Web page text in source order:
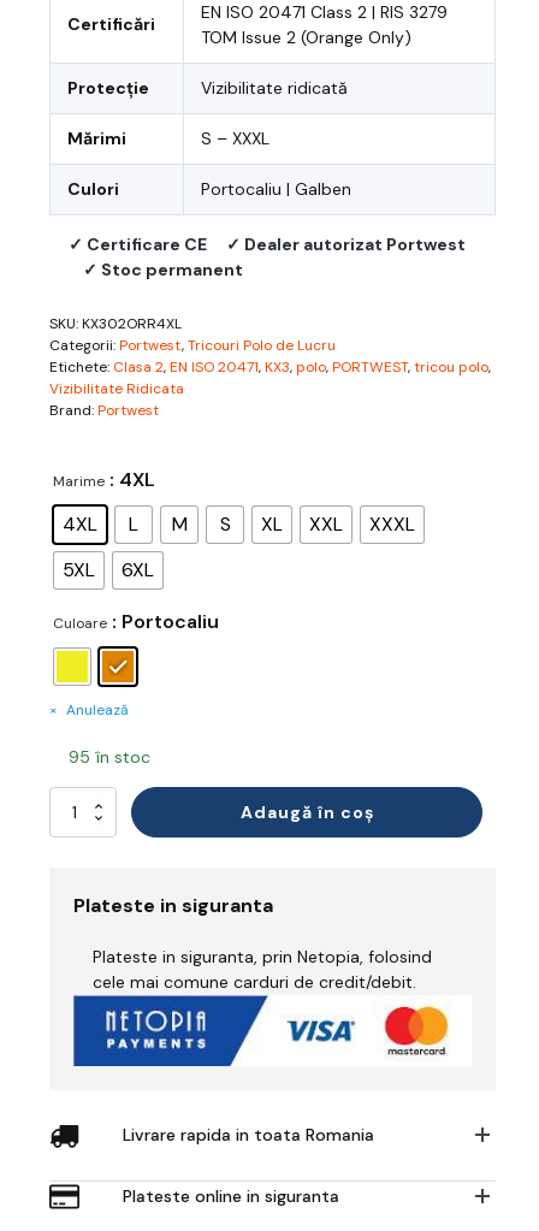
Certificări
EN ISO 20471 Class 2 | RIS 3279
TOM Issue 2 (Orange Only)
Protecție Vizibilitate ridicată
Mărimi S – XXXL
Culori Portocaliu | Galben
✓ Certificare CE
✓ Dealer autorizat Portwest
✓ Stoc permanent
SKU:KX302ORR4XL
Categorii:Portwest,Tricouri Polo de Lucru
Etichete: Clasa 2,EN ISO 20471,KX3,polo,PORTWEST,tricou polo,
Vizibilitate Ridicata
Brand:Portwest
Marime : 4XL
4XL
L M S XL XXL
XXXL
5XL
6XL
Culoare : Portocaliu
Anulează
95 în stoc
Cantitate
Tricou
Adaugă în coș
Plateste in siguranta
Plateste in siguranta, prin Netopia, folosind
cele mai comune carduri de credit/debit.
Livrare rapida in toata Romania
Plateste online in siguranta